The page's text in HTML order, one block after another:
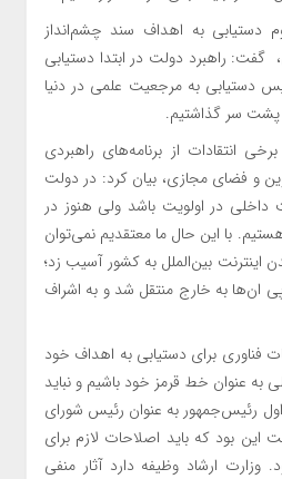
دستیابی به اهداف سند چشم‌انداز
گفت: راهبرد دولت در ابتدا دستیابی
دستیابی به مرجعیت علمی در دنیا
پشت سر گذاشتیم.
انتقادات از برنامه‌های راهبردی
و فضای مجازی، بیان کرد: در دولت
داخلی در اولویت باشد ولی هنوز در
با این حال ما معتقدیم نمی‌توان
اینترنت بین‌الملل به کشور آسیب زد؛
ان‌ها به خارج منتقل شد و به اشراف
فناوری برای دستیابی به اهداف خود
به عنوان خط قرمز خود باشیم و نباید
رئیس‌جمهور به عنوان رئیس شورای
این بود که باید اصلاحات لازم برای
وزارت ارشاد وظیفه دارد آثار منفی